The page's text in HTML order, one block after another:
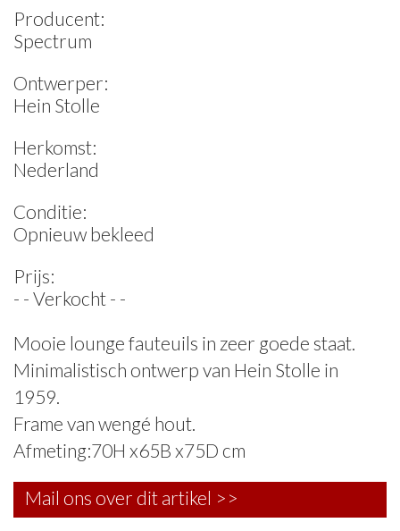
Producent:
Spectrum
Ontwerper:
Hein Stolle
Herkomst:
Nederland
Conditie:
Opnieuw bekleed
Prijs:
- - Verkocht - -
Mooie lounge fauteuils in zeer goede staat.
Minimalistisch ontwerp van Hein Stolle in
1959.
Frame van wengé hout.
Afmeting:70H x65B x75D cm
Mail ons over dit artikel >>